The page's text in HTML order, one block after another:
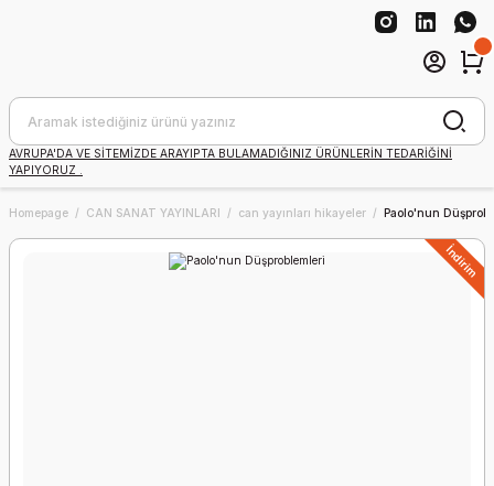
AVRUPA'DA VE SİTEMİZDE ARAYIPTA BULAMADIĞINIZ ÜRÜNLERİN TEDARİĞİNİ
YAPIYORUZ .
Homepage CAN SANAT YAYINLARI can yayınları hikayeler Paolo'nun
İndirim